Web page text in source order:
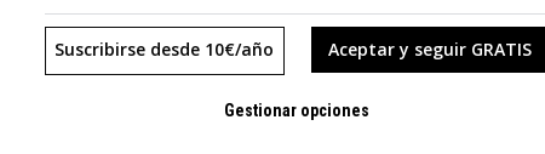
Aceptar y seguir GRATIS
Suscribirse desde 10€/año
Gestionar opciones